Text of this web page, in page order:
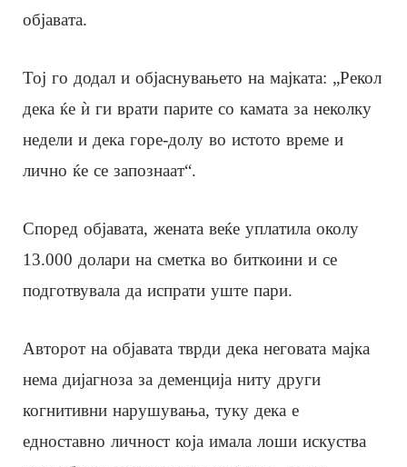
објавата.
Тој го додал и објаснувањето на мајката: „Рекол
дека ќе ѝ ги врати парите со камата за неколку
недели и дека горе-долу во истото време и
лично ќе се запознаат“.
Според објавата, жената веќе уплатила околу
13.000 долари на сметка во биткоини и се
подготвувала да испрати уште пари.
Авторот на објавата тврди дека неговата мајка
нема дијагноза за деменција ниту други
когнитивни нарушувања, туку дека е
едноставно личност која имала лоши искуства